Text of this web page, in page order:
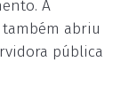
A
também abriu
pública